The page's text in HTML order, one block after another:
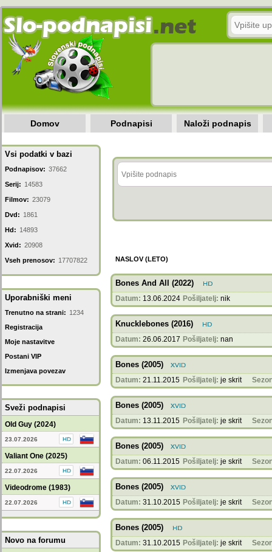
Domov Podnapisi Naloži podnapis
Vsi podatki v bazi
Podnapisov: 37662
Serij: 14583
Filmov: 23079
Dvd: 1861
Hd: 14893
Xvid: 20908
Vseh prenosov: 17707822
Uporabniški meni
Trenutno na strani: 1234
Registracija
Moje nastavitve
Postani VIP
Izmenjava povezav
Sveži podnapisi
Old Guy (2024)
23.07.2026
Valiant One (2025)
22.07.2026
Videodrome (1983)
22.07.2026
Novo na forumu
NASLOV (LETO)
Bones And All (2022)
Datum: 13.06.2024 Pošiljatelj: nik
Knucklebones (2016)
Datum: 26.06.2017 Pošiljatelj: nan
Bones (2005)
Datum: 21.11.2015 Pošiljatelj: je skrit
Bones (2005)
Datum: 13.11.2015 Pošiljatelj: je skrit
Bones (2005)
Datum: 06.11.2015 Pošiljatelj: je skrit
Bones (2005)
Datum: 31.10.2015 Pošiljatelj: je skrit
Bones (2005)
Datum: 31.10.2015 Pošiljatelj: je skrit